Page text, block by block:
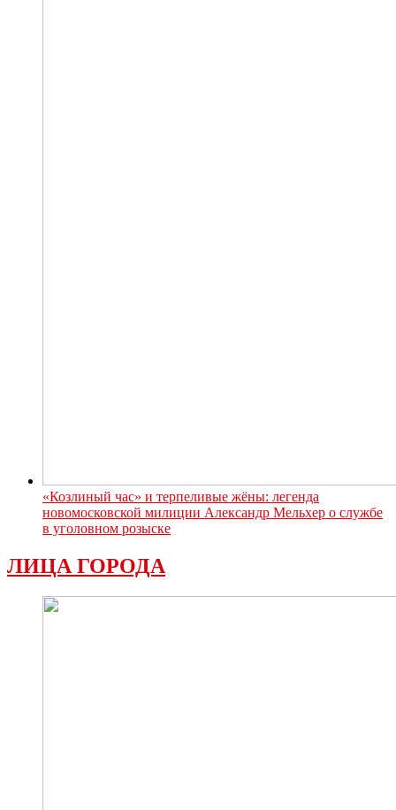
«Козлиный час» и терпеливые жёны: легенда
новомосковской милиции Александр Мельхер о службе
в уголовном розыске
ЛИЦА ГОРОДА